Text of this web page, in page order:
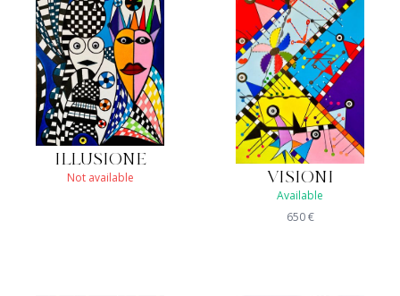
ILLUSIONE
Not available VISIONI
Available
650€